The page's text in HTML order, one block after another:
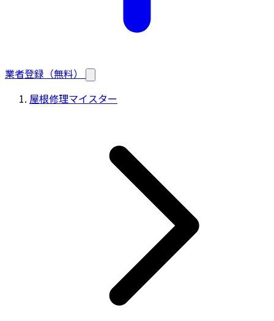
業者登録（無料）
屋根修理マイスター